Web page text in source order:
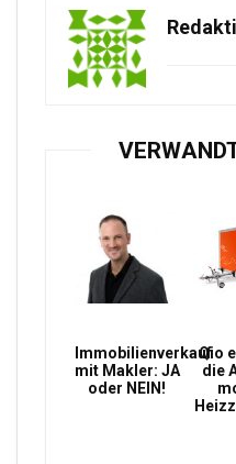
Immobilienverkauf
mit Makler: JA
oder NEIN!
Qio
die